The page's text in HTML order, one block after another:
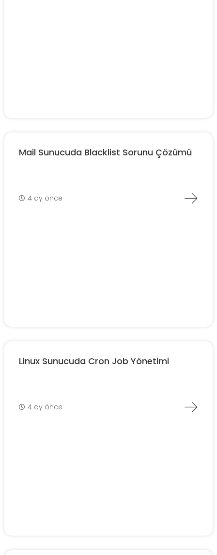
Mail Sunucuda Blacklist Sorunu Çözümü
4 ay önce
Linux Sunucuda Cron Job Yönetimi
4 ay önce